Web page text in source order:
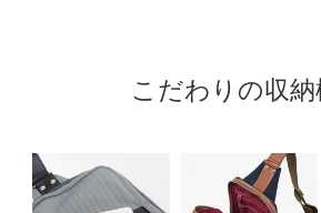
こだわりの収